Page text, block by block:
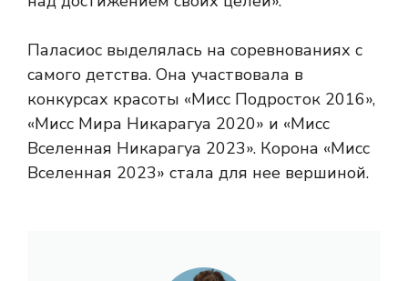
Паласиос выделялась на соревнованиях с
самого детства. Она участвовала в
конкурсах красоты «Мисс Подросток 2016»,
«Мисс Мира Никарагуа 2020» и «Мисс
Вселенная Никарагуа 2023». Корона «Мисс
Вселенная 2023» стала для нее вершиной.